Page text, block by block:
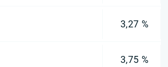
3,27 %
3,75 %